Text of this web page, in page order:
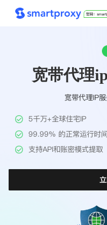
套餐购买
工具
帮助中心
宽带代理
宽带代理IP
5千万+全球住宅IP
99.99% 的正常运行时间
支持API和账密模式提取